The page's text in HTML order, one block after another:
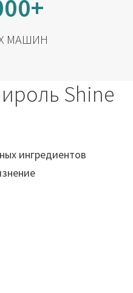
МАШИН
Shine
ингредиентов